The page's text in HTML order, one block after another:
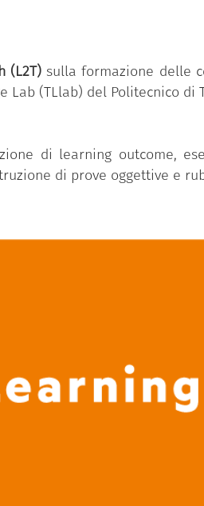
(L2T) sulla formazione delle
Lab (TLlab) del Politecnico di
di learning outcome,
di prove oggettive e